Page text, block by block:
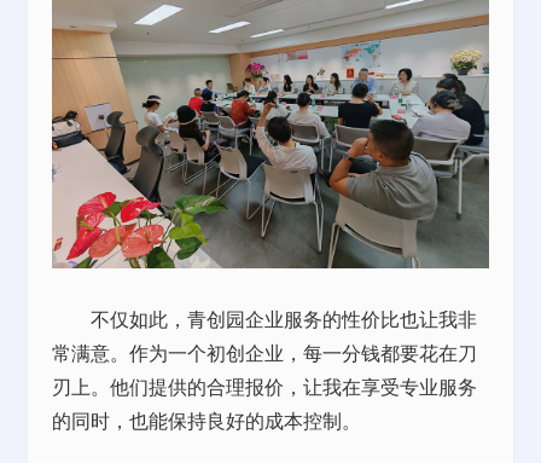
不仅如此，青创园企业服务的性价比也让我非
常满意。作为一个初创企业，每一分钱都要花在刀
刃上。他们提供的合理报价，让我在享受专业服务
的同时，也能保持良好的成本控制。